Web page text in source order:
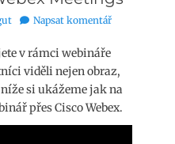
Napsat komentář
v rámci webináře
viděli nejen obraz,
si ukážeme jak na
přes Cisco Webex.